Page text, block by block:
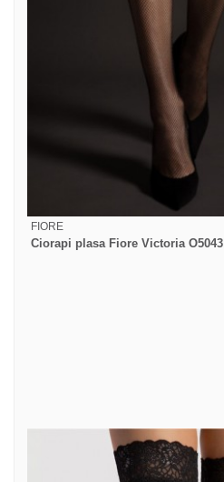
FIORE
Ciorapi plasa Fiore Victoria O5043